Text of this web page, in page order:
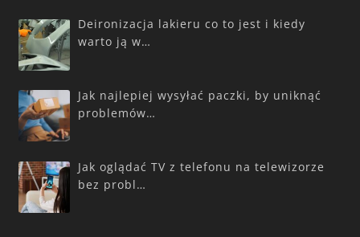
Deironizacja lakieru co to jest i kiedy
warto ją w…
Jak najlepiej wysyłać paczki, by uniknąć
problemów…
Jak oglądać TV z telefonu na telewizorze
bez probl…